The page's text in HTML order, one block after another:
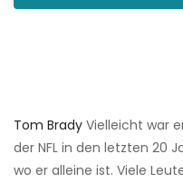
Tom Brady Vielleicht war
der NFL in den letzten 20
wo er alleine ist. Viele